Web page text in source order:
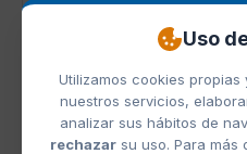
Uso
Utilizamos cookies
nuestros servicios,
analizar sus hábitos de
rechazarsu uso. Para más
Negro Rojo